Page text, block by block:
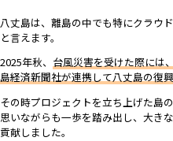
八丈島は、離島の中でも特にクラウ
と言えます。
2025年秋、 台風災害を受けた際には
島経済新聞社が連携して八丈島の復
その時プロジェクトを立ち上げた島
思いながらも一歩を踏み出し、大き
貢献しました。